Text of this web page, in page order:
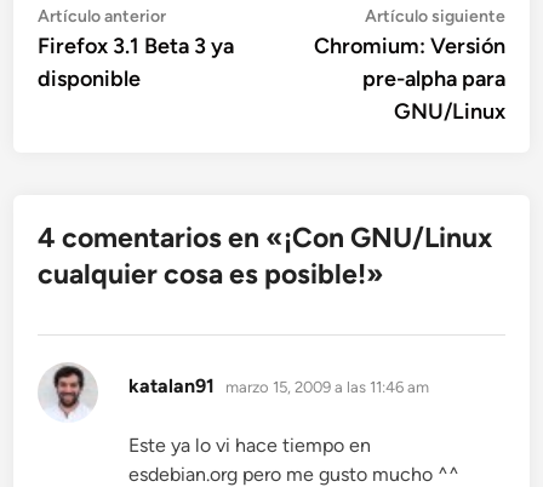
Navegación
de
entradas
Artículo anteriorArtículo
anterior:
Firefox 3.1 Beta 3 ya
disponible
Artículo siguiente
Chromium: Versión
pre-alpha para
GNU/Linux
4 comentarios en «¡Con GNU/Linux
cualquier cosa es posible!»
katalan91 dice:
marzo 15, 2009 a las 11:46 am
Este ya lo vi hace tiempo en
esdebian.org pero me gusto mucho ^^